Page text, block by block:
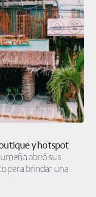
y hotspot
abrió sus
para brindar una